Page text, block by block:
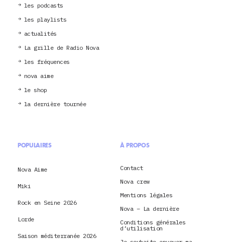
les podcasts
les playlists
actualités
La grille de Radio Nova
les fréquences
nova aime
le shop
la dernière tournée
POPULAIRES
Nova Aime
Miki
Rock en Seine 2026
Lorde
Saison méditerranée 2026
À PROPOS
Contact
Nova crew
Mentions légales
Nova – La dernière
Conditions générales
d’utilisation